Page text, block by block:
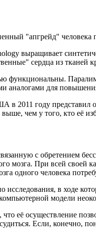
"апгрейд"
выращивает
сердца из тканей
функциональны.
аналогами для
2011 году представил
чем у того, кто её
с обретением
мозга. При всей
одного человека
исследования, в ходе
модели
её осуществление
Если, конечно,